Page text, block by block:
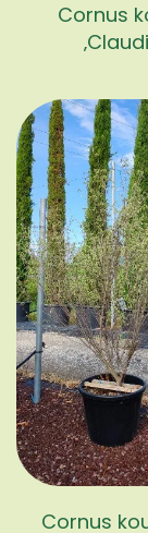
Cornus
Cornus